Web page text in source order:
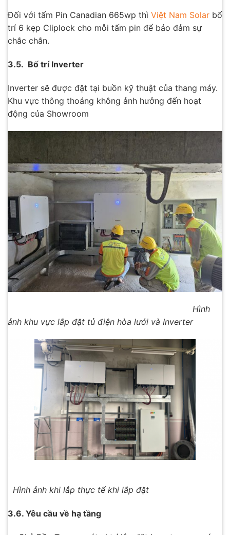
Đối với tấm Pin Canadian 665wp thì Việt Nam Solar bố
trí 6 kẹp Cliplock cho mỗi tấm pin để bảo đảm sự
chắc chắn.
3.5. Bố trí Inverter
Inverter sẽ được đặt tại buồn kỹ thuật của thang máy.
Khu vực thông thoáng không ảnh hưởng đến hoạt
động của Showroom
Hình
ảnh khu vực lắp đặt tủ điện hòa lưới và Inverter
Hình ảnh khi lắp thực tế khi lắp đặt
3.6. Yêu cầu về hạ tầng